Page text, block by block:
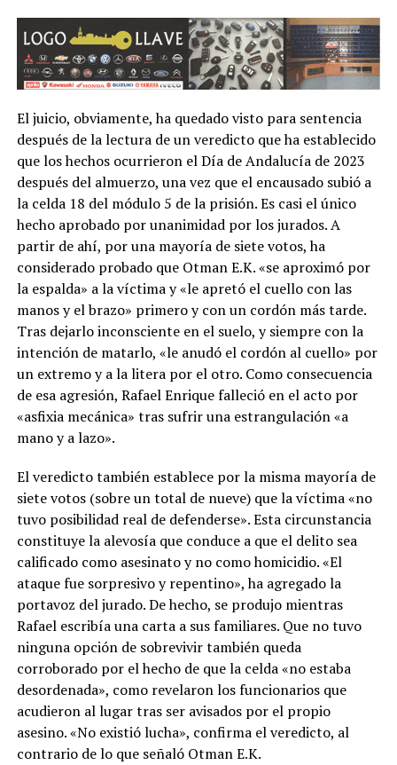
El juicio, obviamente, ha quedado visto para sentencia
después de la lectura de un veredicto que ha establecido
que los hechos ocurrieron el Día de Andalucía de 2023
después del almuerzo, una vez que el encausado subió a
la celda 18 del módulo 5 de la prisión. Es casi el único
hecho aprobado por unanimidad por los jurados. A
partir de ahí, por una mayoría de siete votos, ha
considerado probado que Otman E.K. «se aproximó por
la espalda» a la víctima y «le apretó el cuello con las
manos y el brazo» primero y con un cordón más tarde.
Tras dejarlo inconsciente en el suelo, y siempre con la
intención de matarlo, «le anudó el cordón al cuello» por
un extremo y a la litera por el otro. Como consecuencia
de esa agresión, Rafael Enrique falleció en el acto por
«asfixia mecánica» tras sufrir una estrangulación «a
mano y a lazo».
El veredicto también establece por la misma mayoría de
siete votos (sobre un total de nueve) que la víctima «no
tuvo posibilidad real de defenderse». Esta circunstancia
constituye la alevosía que conduce a que el delito sea
calificado como asesinato y no como homicidio. «El
ataque fue sorpresivo y repentino», ha agregado la
portavoz del jurado. De hecho, se produjo mientras
Rafael escribía una carta a sus familiares. Que no tuvo
ninguna opción de sobrevivir también queda
corroborado por el hecho de que la celda «no estaba
desordenada», como revelaron los funcionarios que
acudieron al lugar tras ser avisados por el propio
asesino. «No existió lucha», confirma el veredicto, al
contrario de lo que señaló Otman E.K.